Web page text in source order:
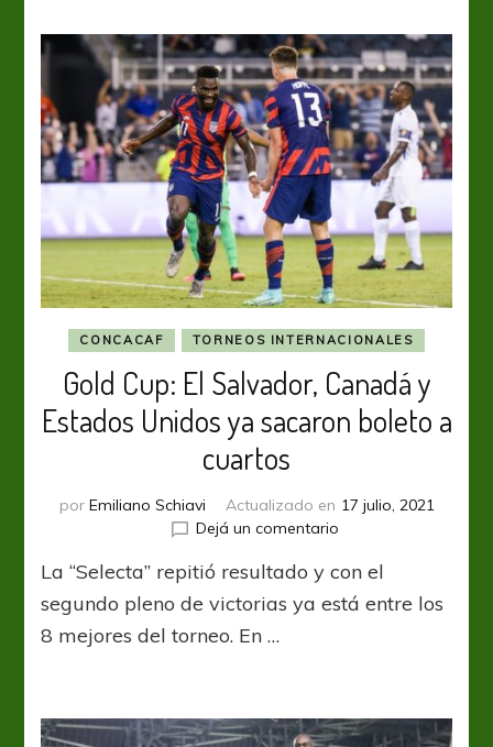
su
clasificación
CONCACAF TORNEOS INTERNACIONALES
Gold Cup: El Salvador, Canadá y
Estados Unidos ya sacaron boleto a
cuartos
por Emiliano Schiavi Actualizado en 17 julio, 2021
Dejá un comentarioen
Cup:
El
ya
La “Selecta” repitió resultado y con el
segundo pleno de victorias ya está entre los
8 mejores del torneo. En …